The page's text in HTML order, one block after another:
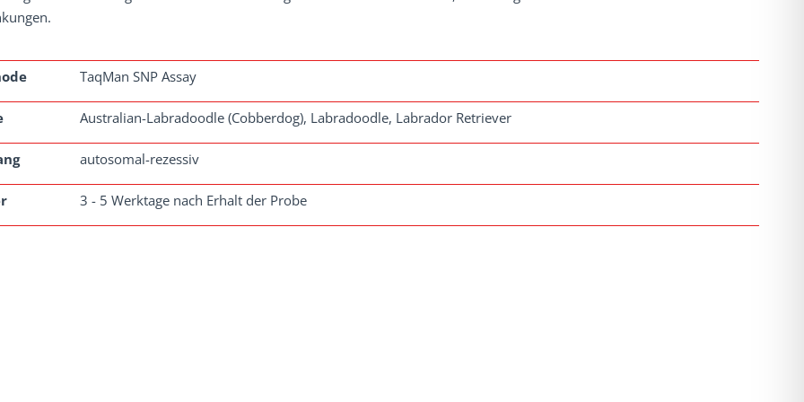
TaqMan SNP Assay
Australian-Labradoodle (Cobberdog), Labradoodle, Labrador Retriever
autosomal-rezessiv
3 - 5 Werktage nach Erhalt der Probe